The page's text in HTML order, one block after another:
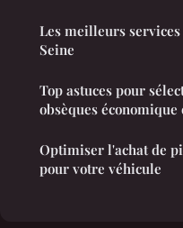
Les meilleurs
Seine
Top astuces pour
obsèques économique
Optimiser l'achat de
pour votre véhicule